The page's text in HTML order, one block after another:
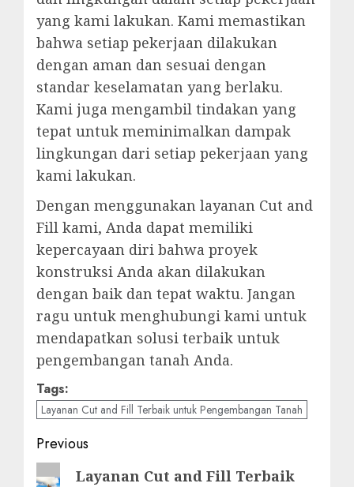
yang kami lakukan. Kami memastikan
bahwa setiap pekerjaan dilakukan
dengan aman dan sesuai dengan
standar keselamatan yang berlaku.
Kami juga mengambil tindakan yang
tepat untuk meminimalkan dampak
lingkungan dari setiap pekerjaan yang
kami lakukan.
Dengan menggunakan layanan Cut and
Fill kami, Anda dapat memiliki
kepercayaan diri bahwa proyek
konstruksi Anda akan dilakukan
dengan baik dan tepat waktu. Jangan
ragu untuk menghubungi kami untuk
mendapatkan solusi terbaik untuk
pengembangan tanah Anda.
Tags:
Layanan Cut and Fill Terbaik untuk Pengembangan Tanah
Post
navigation
Previous
PreviousLayanan Cut and Fill Terbaik